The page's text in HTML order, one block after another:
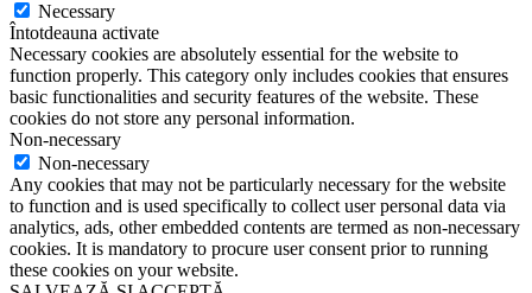
Necessary
Întotdeauna activate
Necessary cookies are absolutely essential for the website to
function properly. This category only includes cookies that ensures
basic functionalities and security features of the website. These
cookies do not store any personal information.
Non-necessary
Non-necessary
Any cookies that may not be particularly necessary for the website
to function and is used specifically to collect user personal data via
analytics, ads, other embedded contents are termed as non-necessary
cookies. It is mandatory to procure user consent prior to running
these cookies on your website.